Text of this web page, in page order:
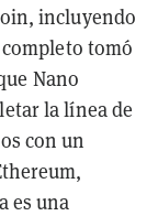
incluyendo
tomó
Nano
la línea de
con un
es una